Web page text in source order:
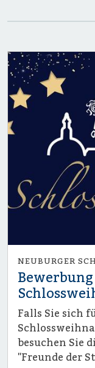
NEUBURGER
Falls Sie sich
besuchen Sie
"Freunde der